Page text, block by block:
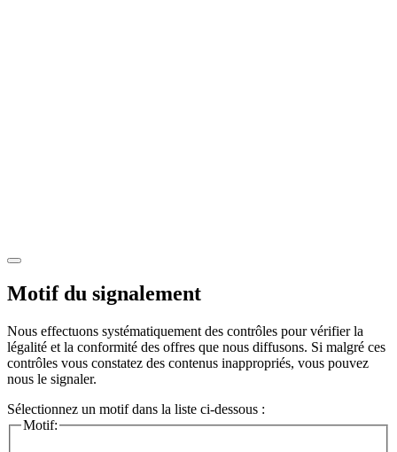
Motif du signalement
Nous effectuons systématiquement des contrôles pour vérifier la
légalité et la conformité des offres que nous diffusons. Si malgré ces
contrôles vous constatez des contenus inappropriés, vous pouvez
nous le signaler.
Sélectionnez un motif dans la liste ci-dessous :
Motif: